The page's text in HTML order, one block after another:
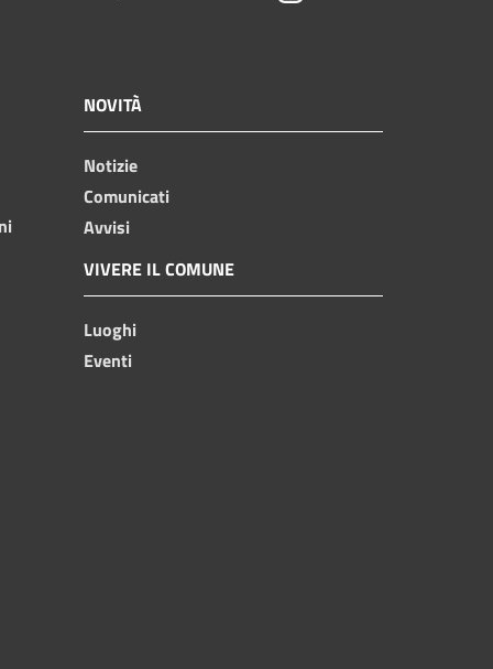
NOVITÀ
Notizie
Comunicati
Avvisi
VIVERE IL COMUNE
Luoghi
Eventi